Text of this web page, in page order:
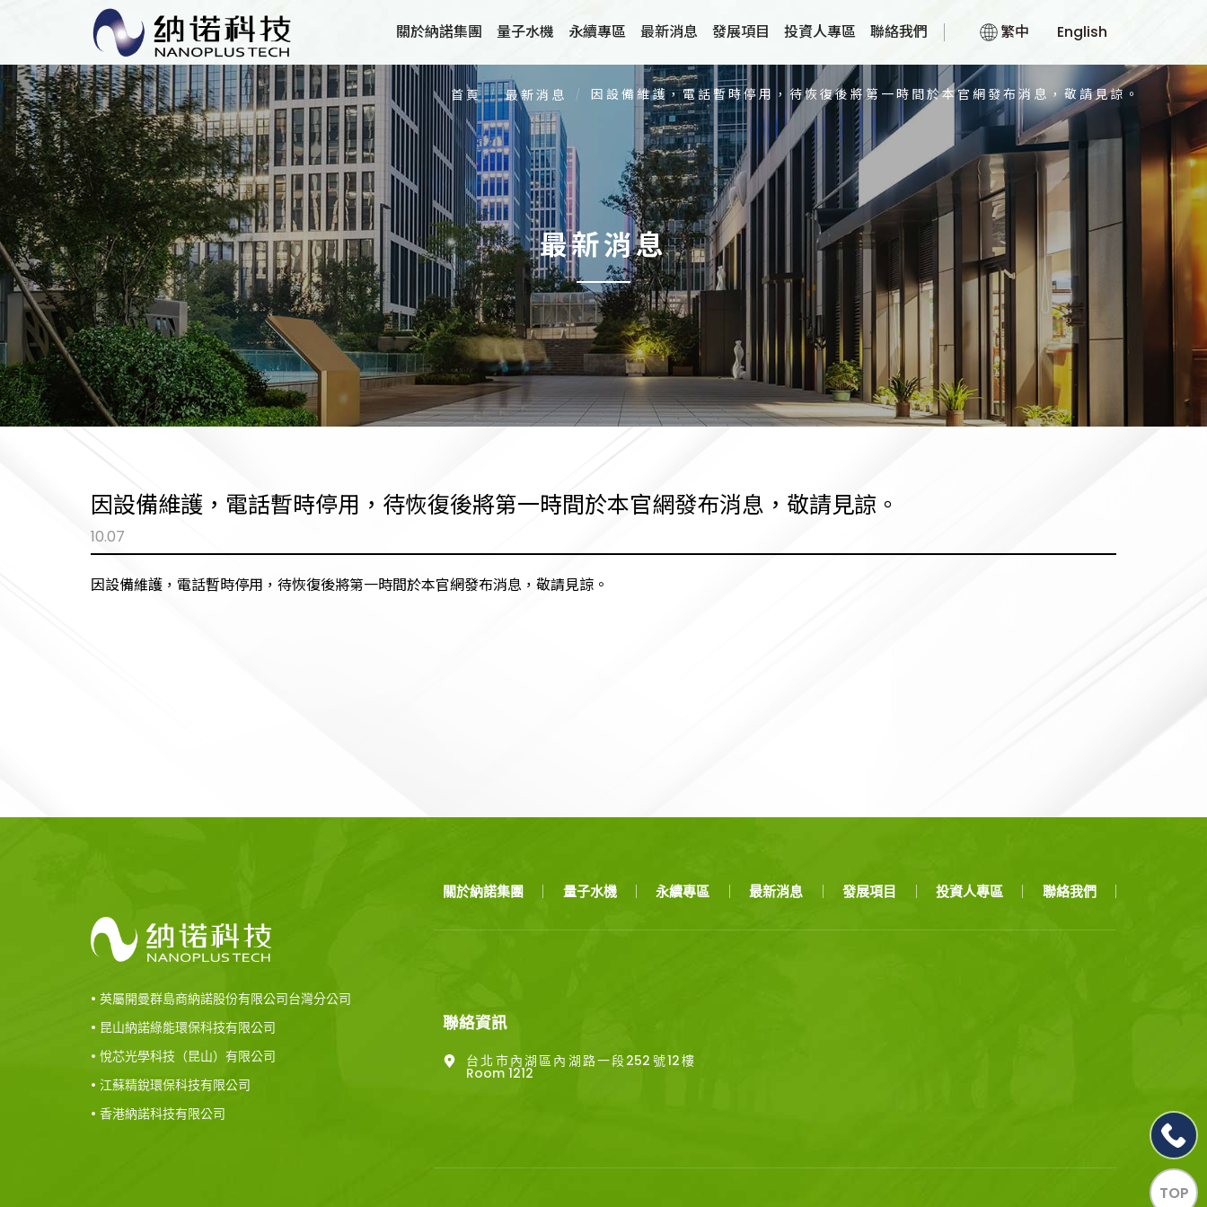
因設備維護，電話暫時停用，待恢復後將第一時間於本官網發布消息，敬請見諒。
關於納諾集團
集團概述
組織架構
經營團隊
發展沿革
員工福利措施
量子水機
關於量子水機
品質認證
家用量子氣泡水系統
永續專區 最新消息 發展項目
納米離子水滅菌技術
無化學藥劑洗滌系統
減壓低沸水分離技術
高導熱係數散熱材料
投資人專區 聯絡我們 繁中 English
首頁 最新消息 因設備維護，電話暫時停用，待恢復後將第一時間於本官網發布消息，敬請見諒。
最新消息
因設備維護，電話暫時停用，待恢復後將第一時間於本官網發布消息，敬請見諒。
10.07
因設備維護，電話暫時停用，待恢復後將第一時間於本官網發布消息，敬請見諒。
• 英屬開曼群島商納諾股份有限公司台灣分公司
• 昆山納諾綠能環保科技有限公司
• 悅芯光學科技（昆山）有限公司
• 江蘇精銳環保科技有限公司
• 香港納諾科技有限公司
關於納諾集團 量子水機 永續專區 最新消息 發展項目 投資人專區 聯絡我們
聯絡資訊
台北市內湖區內湖路一段252號12樓
Room 1212
TOP